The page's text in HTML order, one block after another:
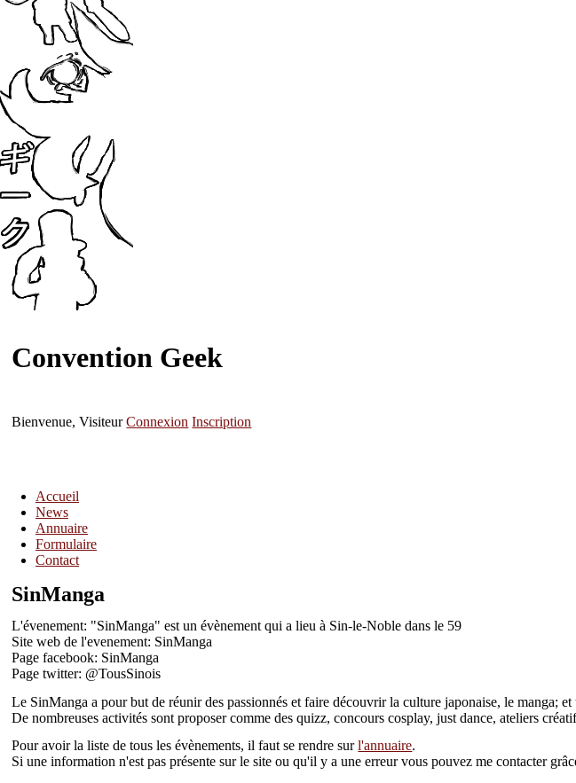
Convention Geek
Bienvenue, VisiteurConnexion Inscription
Accueil
News
Annuaire
Formulaire
Contact
SinManga
L'évenement: "SinManga" est un évènement qui a lieu à Sin-le-Noble dans le 59
Site web de l'evenement: SinManga
Page facebook: SinManga
Page twitter: @TousSinois
Le SinManga a pour but de réunir des passionnés et faire découvrir la culture japonaise, le manga;
De nombreuses activités sont proposer comme des quizz, concours cosplay, just dance, ateliers
Pour avoir la liste de tous les évènements, il faut se rendre surl'annuaire.
Si une information n'est pas présente sur le site ou qu'il y a une erreur vous pouvez me contacter